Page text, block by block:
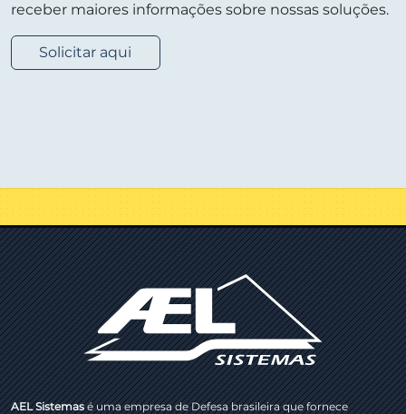
receber maiores informações sobre nossas soluções.
Solicitar aqui
AEL Sistemasé uma empresa de Defesa brasileira que fornece